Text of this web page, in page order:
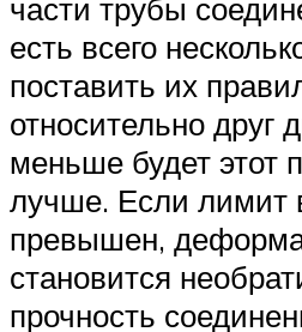
части трубы
есть всего
поставить их
относительно друг
меньше будет этот
лучше. Если лимит
превышен,
становится
прочность